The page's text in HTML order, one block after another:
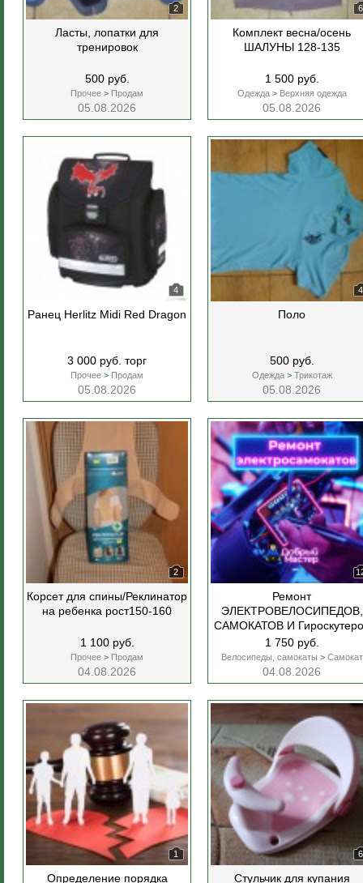
2
Ласты, лопатки для
тренировок
500 руб.
Прочее > Продам
05.08.2026
6
Комплект весна/осень
ШАЛУНЫ 128-135
1 500 руб.
Одежда >Верхняя одежда
05.08.2026
4
Ранец Herlitz Midi Red Dragon
3 000 руб. торг
Прочее > Продам
05.08.2026
4
Поло
500 руб.
Одежда >Трикотаж
05.08.2026
2
Корсет для спины/Реклинатор
на ребенка рост150-160
1 100 руб.
Прочее > Продам
04.08.2026
Ремонт
ЭЛЕКТРОВЕЛОСИПЕДОВ,
САМОКАТОВ И
№1 В Городе!
1 750 руб.
Велосипеды, самокаты >Самокат
04.08.2026
1
Определение порядка
6
Стульчик для купания